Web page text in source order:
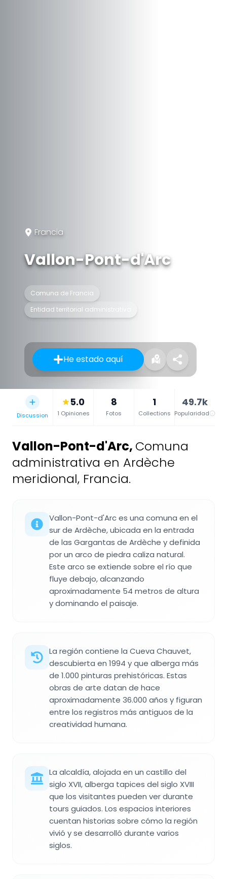
Francia
Vallon-Pont-d'Arc
Comuna de Francia
Entidad territorial administrativa
He estado aquí
Discussion
5.0
1 Opiniones
8
Fotos
1
Collections
49.7k
Popularidad
Vallon-Pont-d'Arc, Comuna
administrativa en Ardèche
meridional, Francia.
Vallon-Pont-d'Arc es una comuna en el
sur de Ardèche, ubicada en la entrada
de las Gargantas de Ardèche y definida
por un arco de piedra caliza natural.
Este arco se extiende sobre el río que
fluye debajo, alcanzando
aproximadamente 54 metros de altura
y dominando el paisaje.
La región contiene la Cueva Chauvet,
descubierta en 1994 y que alberga más
de 1.000 pinturas prehistóricas. Estas
obras de arte datan de hace
aproximadamente 36.000 años y figuran
entre los registros más antiguos de la
creatividad humana.
La alcaldía, alojada en un castillo del
siglo XVII, alberga tapices del siglo XVIII
que los visitantes pueden ver durante
tours guiados. Los espacios interiores
cuentan historias sobre cómo la región
vivió y se desarrolló durante varios
siglos.